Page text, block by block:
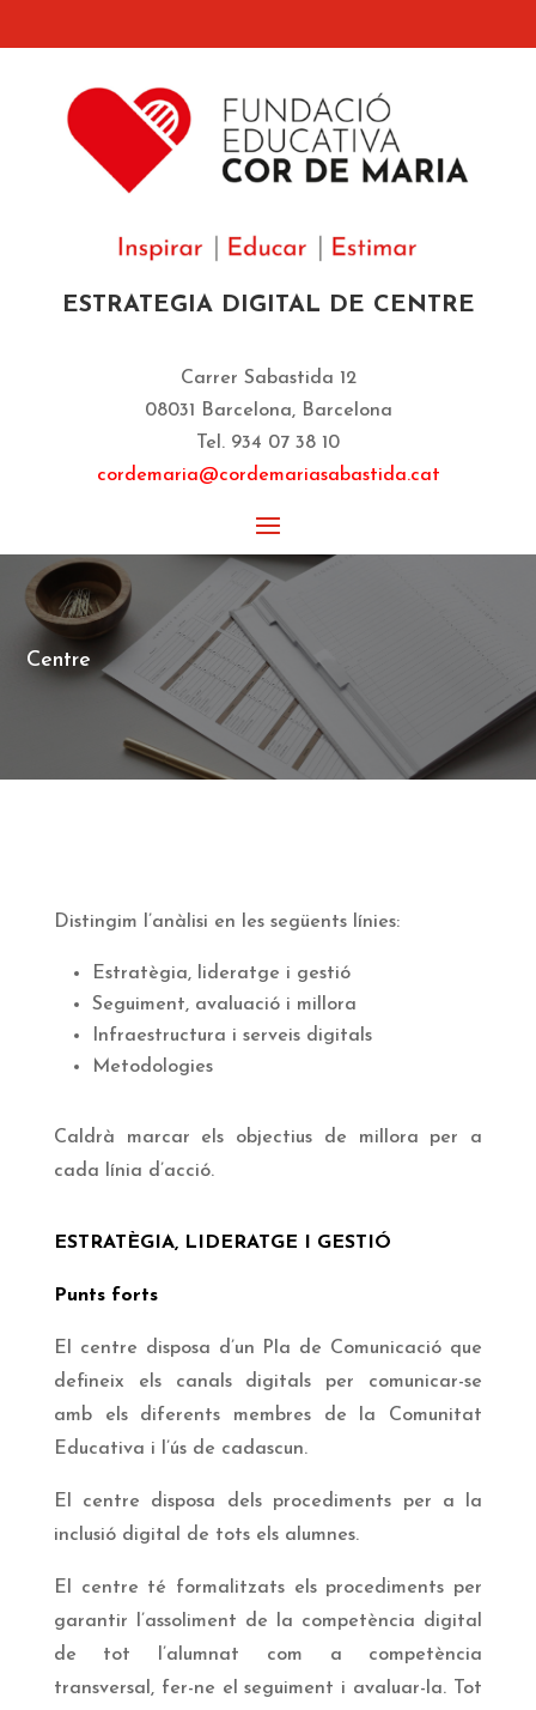
ESTRATEGIA DIGITAL DE CENTRE
Carrer Sabastida 12
08031 Barcelona, Barcelona
Tel. 934 07 38 10
cordemaria@cordemariasabastida.cat
Centre
Distingim l’anàlisi en les següents línies:
Estratègia, lideratge i gestió
Seguiment, avaluació i millora
Infraestructura i serveis digitals
Metodologies
Caldrà marcar els objectius de millora per a
cada línia d’acció.
ESTRATÈGIA, LIDERATGE I GESTIÓ
Punts forts
El centre disposa d’un Pla de Comunicació que
defineix els canals digitals per comunicar-se
amb els diferents membres de la Comunitat
Educativa i l’ús de cadascun.
El centre disposa dels procediments per a la
inclusió digital de tots els alumnes.
El centre té formalitzats els procediments per
garantir l’assoliment de la competència digital
de tot l’alumnat com a competència
transversal, fer-ne el seguiment i avaluar-la. Tot